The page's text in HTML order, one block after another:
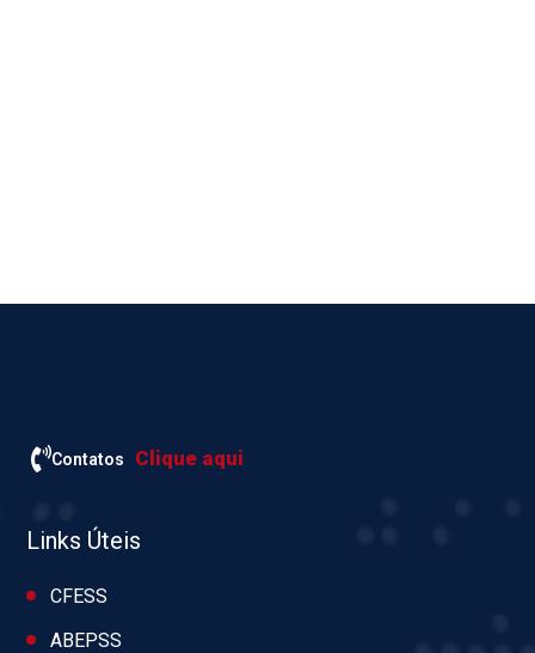
Contatos Clique aqui
Links Úteis
CFESS
ABEPSS